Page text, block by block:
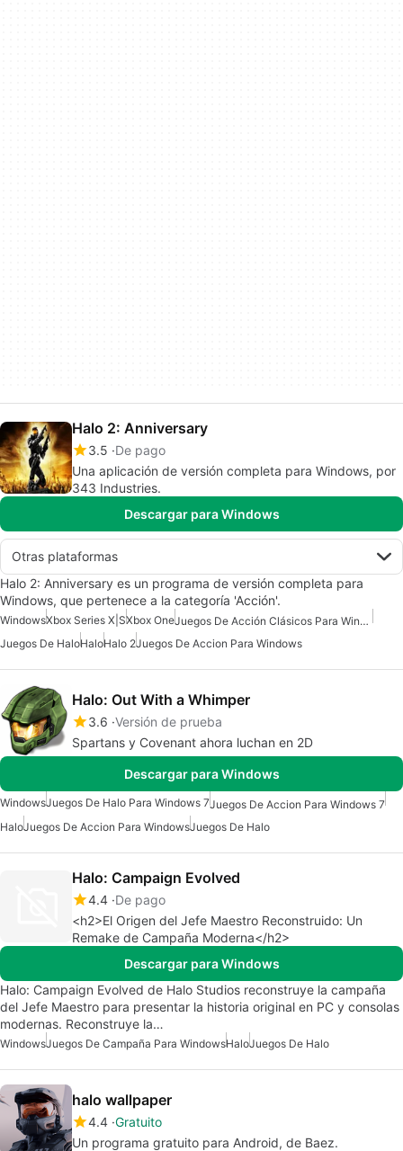
Halo 2: Anniversary
3.5 De pago
Una aplicación de versión completa para Windows, por
343 Industries.
Descargar para Windows
Otras plataformas
Halo 2: Anniversary es un programa de versión completa para
Windows, que pertenece a la categoría 'Acción'.
WindowsXbox Series X|SXbox One
Juegos De Acción Clásicos Para Windows
Juegos De HaloHaloHalo 2Juegos De Accion Para Windows
Halo: Out With a Whimper
3.6 Versión de prueba
Spartans y Covenant ahora luchan en 2D
Descargar para Windows
WindowsJuegos De Halo Para Windows 7Juegos De Accion Para Windows 7
HaloJuegos De Accion Para WindowsJuegos De Halo
Halo: Campaign Evolved
4.4 De pago
<h2>El Origen del Jefe Maestro Reconstruido: Un
Remake de Campaña Moderna</h2>
Descargar para Windows
Halo: Campaign Evolved de Halo Studios reconstruye la campaña
del Jefe Maestro para presentar la historia original en PC y consolas
modernas. Reconstruye la…
WindowsJuegos De Campaña Para WindowsHaloJuegos De Halo
halo wallpaper
4.4 Gratuito
Un programa gratuito para Android, de Baez.